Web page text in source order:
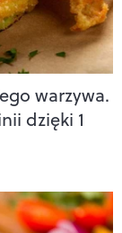
warzywa.
dzięki 1